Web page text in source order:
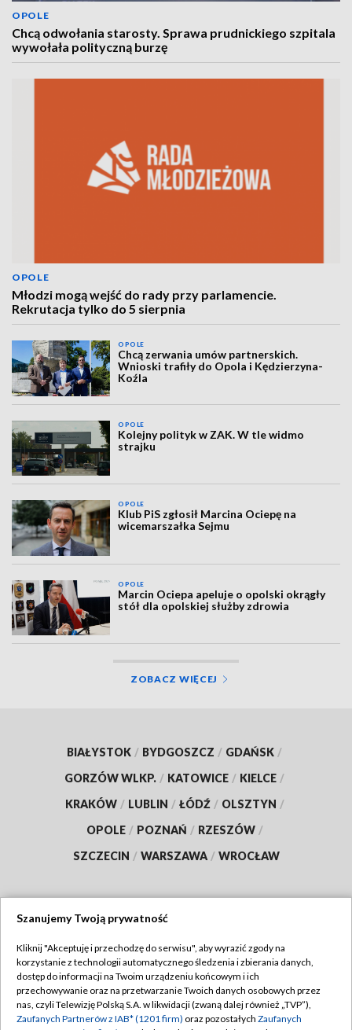
OPOLE
Chcą odwołania starosty. Sprawa prudnickiego szpitala
wywołała polityczną burzę
OPOLE
Młodzi mogą wejść do rady przy parlamencie.
Rekrutacja tylko do 5 sierpnia
OPOLE
Chcą zerwania umów partnerskich.
Wnioski trafiły do Opola i Kędzierzyna-
Koźla
OPOLE
Kolejny polityk w ZAK. W tle widmo
strajku
OPOLE
Klub PiS zgłosił Marcina Ociepę na
wicemarszałka Sejmu
OPOLE
Marcin Ociepa apeluje o opolski okrągły
stół dla opolskiej służby zdrowia
ZOBACZ WIĘCEJ
BIAŁYSTOK / BYDGOSZCZ / GDAŃSK /
GORZÓW WLKP. / KATOWICE / KIELCE /
KRAKÓW / LUBLIN / ŁÓDŹ / OLSZTYN /
OPOLE / POZNAŃ / RZESZÓW /
SZCZECIN / WARSZAWA / WROCŁAW
TVP
Abonament TVP
Emisja w TVP
Regulamin TVP
Polityka prywatności
Szanujemy Twoją prywatność
Kliknij "Akceptuję i przechodzę do serwisu", aby wyrazić zgody na
korzystanie z technologii automatycznego śledzenia i zbierania danych,
dostęp do informacji na Twoim urządzeniu końcowym i ich
przechowywanie oraz na przetwarzanie Twoich danych osobowych przez
nas, czyli Telewizję Polską S.A. w likwidacji (zwaną dalej również „TVP”),
Zaufanych Partnerów z IAB* (1201 firm) oraz pozostałych Zaufanych